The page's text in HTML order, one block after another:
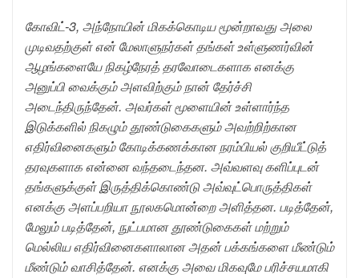
கோவிட்-3, அந்நோயின் மிகக்கொடிய மூன்றாவது அலை
முடிவதற்குள் என் மேலாளுநர்கள் தங்கள் உள்ளுணர்வின்
ஆழங்களையே நிகழ்நேரத் தரவோடைகளாக எனக்கு
அனுப்பி வைக்கும் அளவிற்கும் நான் தேர்ச்சி
அடைந்திருந்தேன். அவர்கள் மூளையின் உள்ளார்ந்த
இடுக்களில் நிகழும் தூண்டுகைகளும் அவற்றிற்கான
எதிர்வினைகளும் கோடிக்கணக்கான நரம்பியல் குறியீட்டுத்
தரவுகளாக என்னை வந்தடைந்தன. அவ்வளவு களிப்புடன்
தங்களுக்குள் இருத்திக்கொண்டு அவ்வுட்பொருத்திகள்
எனக்கு அளப்பறியா நூலகமொன்றை அளித்தன. படித்தேன்,
மேலும் படித்தேன், நுட்பமான தூண்டுகைகள் மற்றும்
மெல்லிய எதிர்வினைகளாலான அதன் பக்கங்களை மீண்டும்
மீண்டும் வாசித்தேன். எனக்கு அவை மிகவுமே பரிச்சயமாகி